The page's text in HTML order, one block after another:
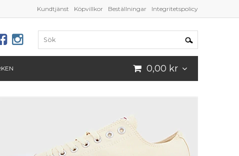
Kundtjänst Köpvillkor Beställningar Integritetspolicy
0,00 kr